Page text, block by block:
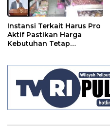
Instansi Terkait Harus Pro
Aktif Pastikan Harga
Kebutuhan Tetap